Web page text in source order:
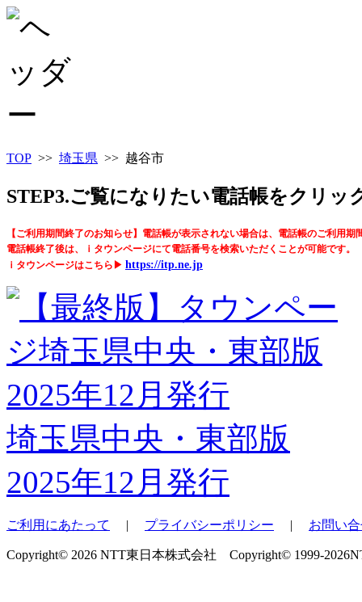
TOP >> 埼玉県 >> 越谷市
STEP3.ご覧になりたい電話帳をクリッ
【ご利用期間終了のお知らせ】電話帳が表示されない場合は、電話帳のご利用期
電話帳終了後は、ｉタウンページにて電話番号を検索いただくことが可能です。
ｉタウンページはこちら▶ https://itp.ne.jp
埼玉県中央・東部版
2025年12月発行
ご利用にあたって | プライバシーポリシー | お問い
Copyright© 2026 NTT東日本株式会社 Copyright© 1999-